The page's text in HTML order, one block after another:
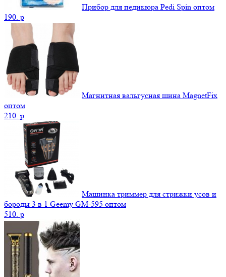
Прибор для педикюра Pedi Spin оптом
190. p
Магнитная вальгусная шина MagnetFix
оптом
210. p
Машинка триммер для стрижки усов и
бороды 3 в 1 Geemy GM-595 оптом
510. p